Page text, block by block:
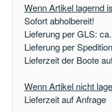
Wenn Artikel lagernd
Sofort abholbereit!
Lieferung per GLS:
Lieferung per
Lieferzeit der Boote
Wenn Artikel nicht
Lieferzeit auf Anfrage